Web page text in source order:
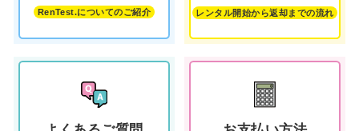
RenTest.についてのご紹介 レンタル開始から返却までの流れ